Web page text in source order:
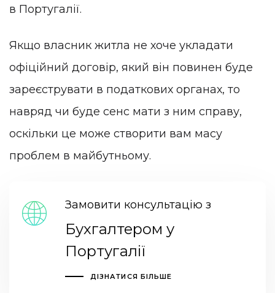
в Португалії.
Якщо власник житла не хоче укладати
офіційний договір, який він повинен буде
зареєструвати в податкових органах, то
навряд чи буде сенс мати з ним справу,
оскільки це може створити вам масу
проблем в майбутньому.
Замовити консультацію з
Бухгалтером у
Португалії
ДІЗНАТИСЯ БІЛЬШЕ